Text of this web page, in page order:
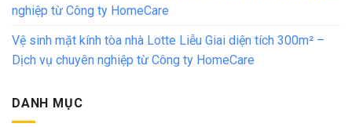
nghiệp từ Công ty HomeCare
Vệ sinh mặt kính tòa nhà Lotte Liễu Giai diện tích 300m² –
Dịch vụ chuyên nghiệp từ Công ty HomeCare
DANH MỤC